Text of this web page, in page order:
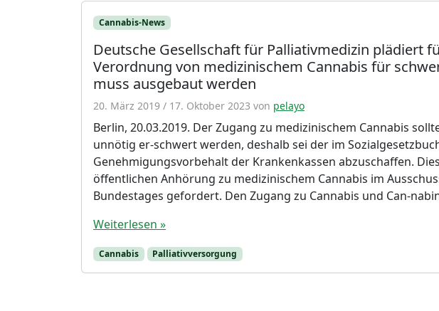
Cannabis-News
Deutsche Gesellschaft für Palliativmedizin plädiert
Verordnung von medizinischem Cannabis für
muss ausgebaut werden
20. März 2019 / 17. Oktober 2023 von pelayo
Berlin, 20.03.2019. Der Zugang zu medizinischem Cannabis
unnötig er-schwert werden, deshalb sei der im
Genehmigungsvorbehalt der Krankenkassen abzuschaffen.
öffentlichen Anhörung zu medizinischem Cannabis im
Bundestages gefordert. Den Zugang zu Cannabis und Can-
Weiterlesen »
Cannabis Palliativversorgung